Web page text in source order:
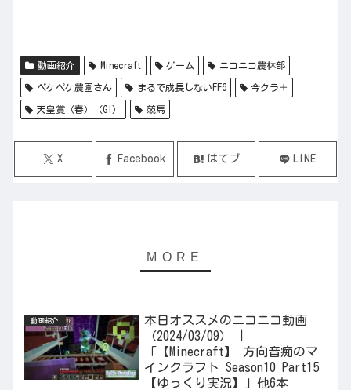
動画紹介 Minecraft ゲーム ニコニコ農林部
ペケペケ農園さん まるで成長しないFF6 今クラ＋
天皇賞（春）（GI） 競馬
X Facebook はてブ LINE
動画紹介
本日オススメのニコニコ動画
（2024/03/09） |
「【Minecraft】 方向音痴のマ
インクラフト Season10 Part15
【ゆっくり実況】」他6本